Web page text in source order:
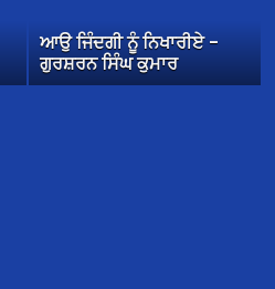
ਆਉ ਜਿੰਦਗੀ ਨੂੰ ਨਿਖਾਰੀਏ –
ਗੁਰਸ਼ਰਨ ਸਿੰਘ ਕੁਮਾਰ